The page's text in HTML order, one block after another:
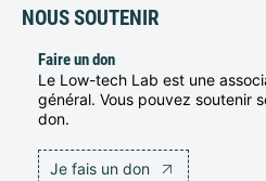
NOUS SOUTENIR
Faire un don
Le Low-tech Lab est une
général. Vous pouvez soutenir
don.
Je fais un don